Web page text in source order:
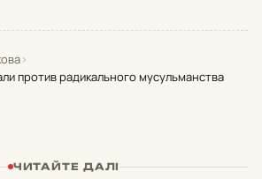
›
против радикального мусульманства
ЧИТАЙТЕ ДАЛІ